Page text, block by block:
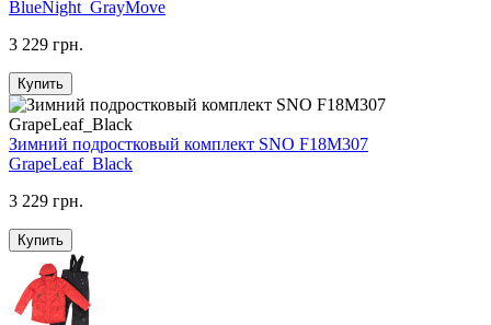
BlueNight_GrayMove
3 229 грн.
Купить
Зимний подростковый комплект SNO F18M307
GrapeLeaf_Black
3 229 грн.
Купить